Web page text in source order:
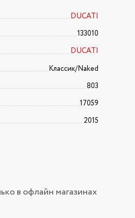
DUCATI
133010
DUCATI
Классик/Naked
803
17059
2015
в офлайн магазинах